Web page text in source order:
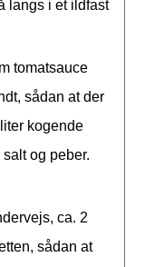
langs i et ildfast
tomatsauce
sådan at der
kogende
og peber.
ca. 2
sådan at